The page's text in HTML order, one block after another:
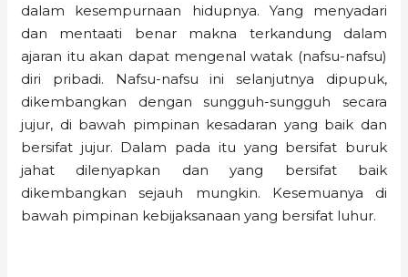
dalam kesempurnaan hidupnya. Yang menyadari
dan mentaati benar makna terkandung dalam
ajaran itu akan dapat mengenal watak (nafsu-nafsu)
diri pribadi. Nafsu-nafsu ini selanjutnya dipupuk,
dikembangkan dengan sungguh-sungguh secara
jujur, di bawah pimpinan kesadaran yang baik dan
bersifat jujur. Dalam pada itu yang bersifat buruk
jahat dilenyapkan dan yang bersifat baik
dikembangkan sejauh mungkin. Kesemuanya di
bawah pimpinan kebijaksanaan yang bersifat luhur.